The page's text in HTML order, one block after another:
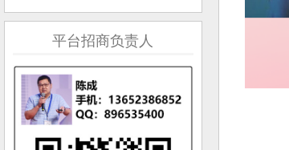
平台招商负责人